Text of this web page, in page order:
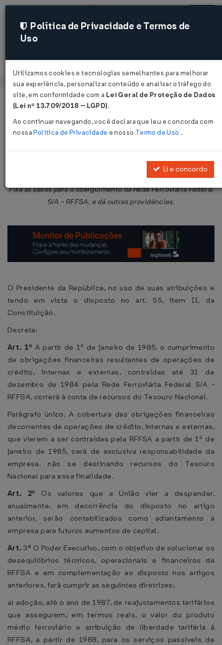
Acessar
Página Inicial Legislações
Decreto-Lei nº 2.178 de 04/12/1984
Publicado no DOU em 5 dez 1984
Fixa as bases para o soerguimento da Rede Ferroviária Federal
S/A - RFFSA, e dá outras providências.
O Presidente da República, no uso de suas atribuições e
tendo em vista o disposto no art. 55, item II, da
Constituição,
Decreta:
Art. 1º A partir de 1º de janeiro de 1985, o cumprimento
de obrigações financeiras resultantes de operações de
crédito, internas e externas, contraídas até 31 de
dezembro de 1984 pela Rede Ferroviária Federal S/A -
RFFSA, correrá à conta de recursos do Tesouro Nacional.
Parágrafo único. A cobertura das obrigações financeiras
decorrentes de operações de crédito, internas e externas,
que vierem a ser contraídas pela RFFSA a partir de 1º de
janeiro de 1985, será de exclusiva responsabilidade da
empresa, não se destinando recursos do Tesouro
Nacional para essa finalidade.
Art. 2º Os valores que a União vier a despender,
anualmente, em decorrência do disposto no artigo
anterior, serão contabilizados como adiantamento à
empresa para futuros aumentos de capital.
Art.3º O Poder Executivo, com o objetivo de solucionar os
desequilíbrios técnicos, operacionais e financeiros da
RFFSA e em complementação ao disposto nos artigos
anteriores, fará cumprir as seguintes diretrizes:
a) adoção, até o ano de 1987, de reajustamentos tarifários
que assegurem, em termos reais, o valor do produto
médio ferroviário e atribuição de liberdade tarifária à
RFFSA, a partir de 1988, para os serviços passíveis de
Política de Privacidade e Termos de
Uso
Utilizamos cookies e tecnologias semelhantes para melhorar
sua experiência, personalizar conteúdo e analisar o tráfego do
site, em conformidade com a Lei Geral de Proteção de Dados
(Lei nº 13.709/2018 – LGPD).
Ao continuar navegando, você declara que leu e concorda com
nossaPolítica de Privacidade e nosso Termo de Uso .
Li e concordo